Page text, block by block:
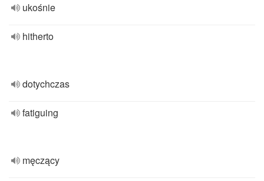
ukośnie
hitherto
dotychczas
fatiguing
męczący